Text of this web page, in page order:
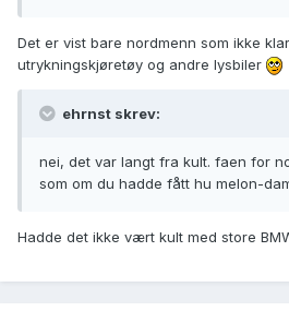
Det er vist bare nordmenn som ikke
utrykningskjøretøy og andre lysbiler
ehrnst skrev:
nei, det var langt fra kult. faen for
som om du hadde fått hu melon-
Hadde det ikke vært kult med store